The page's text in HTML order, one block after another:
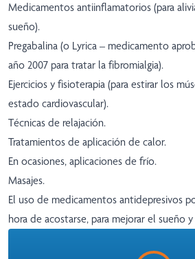
Medicamentos antiinflamatorios (para
sueño).
Pregabalina (o Lyrica – medicamento
año 2007 para tratar la fibromialgia).
Ejercicios y fisioterapia (para estirar los
estado cardiovascular).
Técnicas de relajación.
Tratamientos de aplicación de calor.
En ocasiones, aplicaciones de frío.
Masajes.
El uso de medicamentos antidepresivos
hora de acostarse, para mejorar el sueño